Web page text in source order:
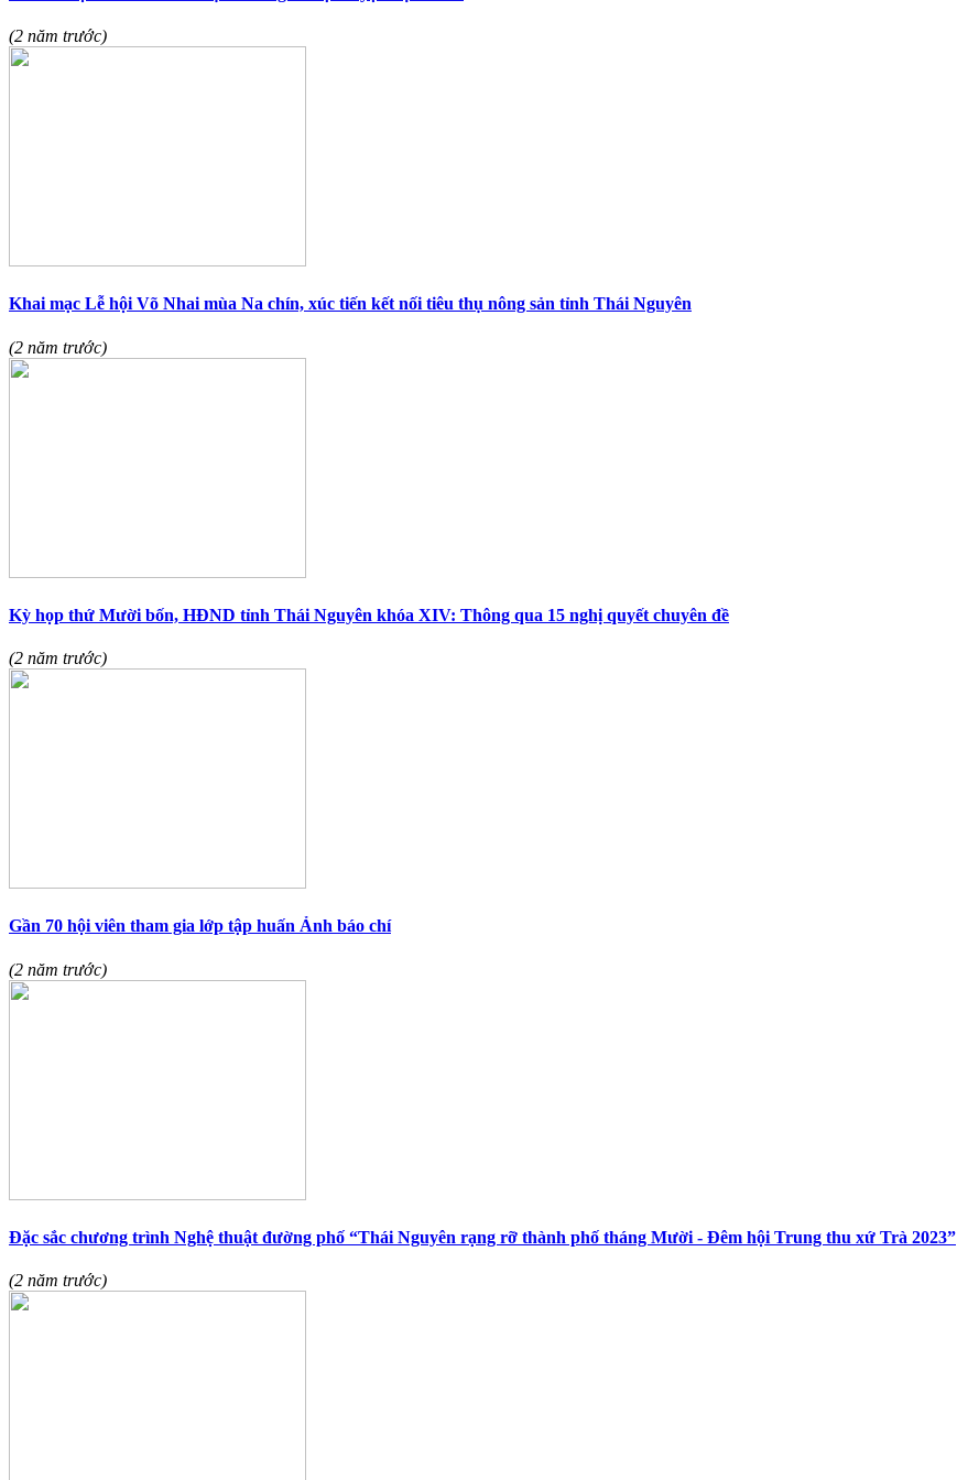
(2 năm trước)
Khai mạc Lễ hội Võ Nhai mùa Na chín, xúc tiến kết nối tiêu thụ nông sản tỉnh Thái Nguyên
(2 năm trước)
Kỳ họp thứ Mười bốn, HĐND tỉnh Thái Nguyên khóa XIV: Thông qua 15 nghị quyết chuyên đề
(2 năm trước)
Gần 70 hội viên tham gia lớp tập huấn Ảnh báo chí
(2 năm trước)
Đặc sắc chương trình Nghệ thuật đường phố “Thái Nguyên rạng rỡ thành phố tháng Mười - Đêm hội Trung thu xứ Trà 2023”
(2 năm trước)